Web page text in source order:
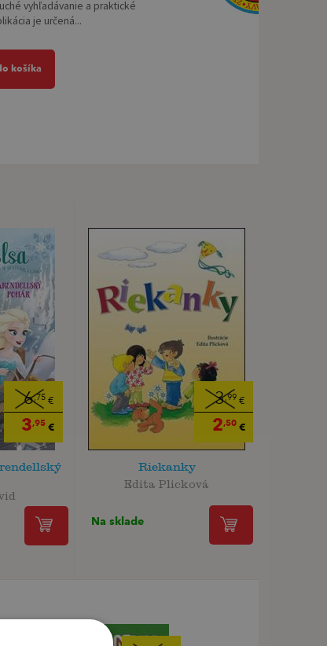
vyhľadávanie a praktické
je určená...
košíka
6,75 €
3,95 €
3,99 €
2,50€
Riekanky
Edita Plicková
Na sklade